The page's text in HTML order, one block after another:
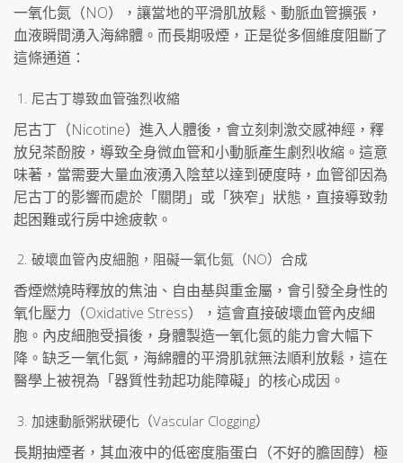
一氧化氮（NO），讓當地的平滑肌放鬆、動脈血管擴張，
血液瞬間湧入海綿體。而長期吸煙，正是從多個維度阻斷了
這條通道：
尼古丁導致血管強烈收縮
尼古丁（Nicotine）進入人體後，會立刻刺激交感神經，釋
放兒茶酚胺，導致全身微血管和小動脈產生劇烈收縮。這意
味著，當需要大量血液湧入陰莖以達到硬度時，血管卻因為
尼古丁的影響而處於「關閉」或「狹窄」狀態，直接導致勃
起困難或行房中途疲軟。
破壞血管內皮細胞，阻礙一氧化氮（NO）合成
香煙燃燒時釋放的焦油、自由基與重金屬，會引發全身性的
氧化壓力（Oxidative Stress），這會直接破壞血管內皮細
胞。內皮細胞受損後，身體製造一氧化氮的能力會大幅下
降。缺乏一氧化氮，海綿體的平滑肌就無法順利放鬆，這在
醫學上被視為「器質性勃起功能障礙」的核心成因。
加速動脈粥狀硬化（Vascular Clogging）
長期抽煙者，其血液中的低密度脂蛋白（不好的膽固醇）極